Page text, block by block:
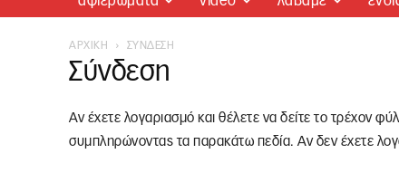
ΑΡΧΙΚΉ ΣΎΝΔΕΣΗ
Σύνδεση
Αν έχετε λογαριασμό και θέλετε να δείτε το τρέχον
συμπληρώνοντας τα παρακάτω πεδία. Αν δεν έχετε